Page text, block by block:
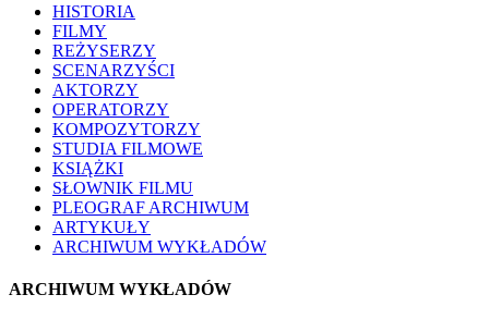
HISTORIA
FILMY
REŻYSERZY
SCENARZYŚCI
AKTORZY
OPERATORZY
KOMPOZYTORZY
STUDIA FILMOWE
KSIĄŻKI
SŁOWNIK FILMU
PLEOGRAF ARCHIWUM
ARTYKUŁY
ARCHIWUM WYKŁADÓW
ARCHIWUM WYKŁADÓW